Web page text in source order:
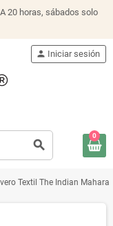
20 horas, sábados solo
search
person Iniciar sesión
0
Textil The Indian